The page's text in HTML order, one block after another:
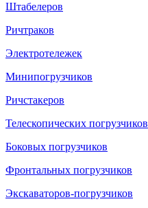
Штабелеров
Ричтраков
Электротележек
Минипогрузчиков
Ричстакеров
Телескопических погрузчиков
Боковых погрузчиков
Фронтальных погрузчиков
Экскаваторов-погрузчиков